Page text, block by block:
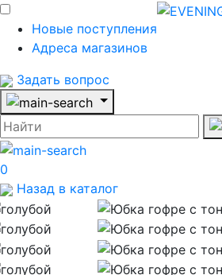
Новые поступления
Адреса магазинов
Задать вопрос
0
Назад в каталог